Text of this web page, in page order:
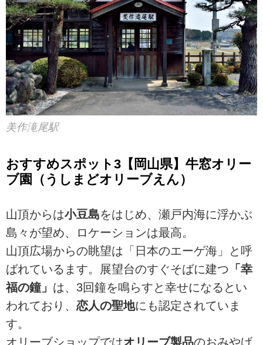
美作滝尾駅
おすすめスポット3【岡山県】牛窓オリー
ブ園（うしまどオリーブえん）
山頂からは小豆島をはじめ、瀬戸内海に浮かぶ
島々が望め、ロケーションは最高。
山頂広場からの眺望は「日本のエーゲ海」と呼
ばれているます。展望台のすぐそばに建つ 「幸
福の鐘」 は、3回鐘を鳴らすと幸せになるとい
われており、 恋人の聖地にも認定されていま
す。
オリーブショップではオリーブ製品のおみやげ